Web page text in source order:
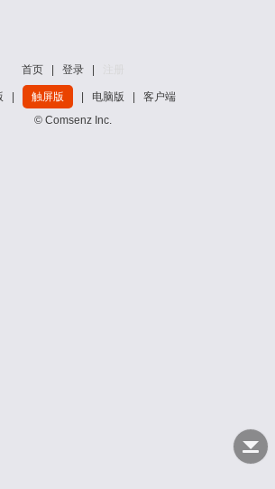
首页 登录
触屏版 电脑版
客户端
© Comsenz Inc.